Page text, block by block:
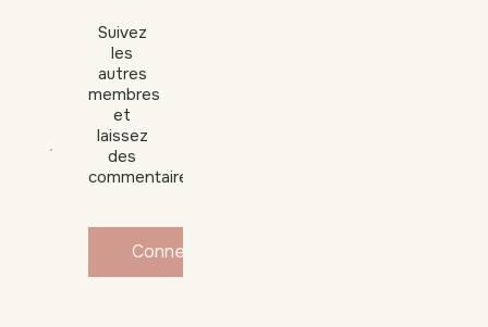
Suivez
les
autres
membres
et
laissez
des
commentaires.
Connexion